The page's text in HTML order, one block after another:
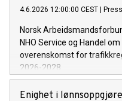
4.6.2026 12:00:00 CEST
Norsk
NHO Service og Handel
overenskomst for
2026-2028.
Enighet i